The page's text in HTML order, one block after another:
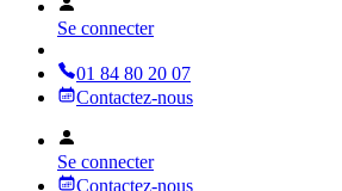
Se connecter
01 84 80 20 07
Contactez-nous
Se connecter
Contactez-nous